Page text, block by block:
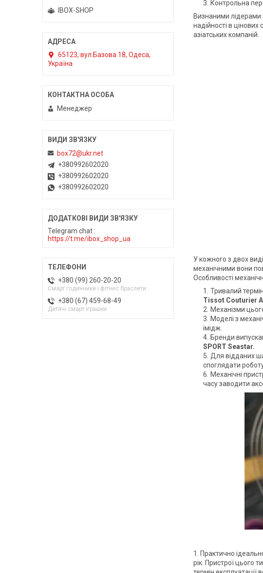
Контрольна
Визнаними лідерами
надійності в
азіатських компаній.
У кожного з двох
механічними вони
Особливості
Тривалий
Tissot Couturier
Механізми
Моделі з
імідж.
Бренди
SPORT Seastar.
Для відданих
споглядати
Механічні
часу заводити
1. Практично
рік. Пристрої цього
IBOX-SHOP
65123, вул.Базова 18, Одеса,
Україна
Менеджер
box72@ukr.net
+380992602020
+380992602020
+380992602020
Telegram chat
https://t.me/ibox_shop_ua
+380 (99) 260-20-20
Смарт годинники і фітнес браслети
+380 (67) 459-68-49
Дитячі смарт іграшки